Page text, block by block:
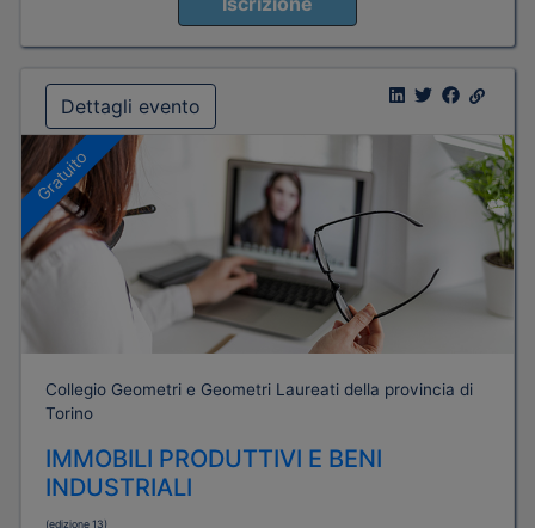
Dettagli evento
Gratuito
Collegio Geometri e Geometri Laureati della provincia di
Torino
IMMOBILI PRODUTTIVI E BENI
INDUSTRIALI
(edizione 13)